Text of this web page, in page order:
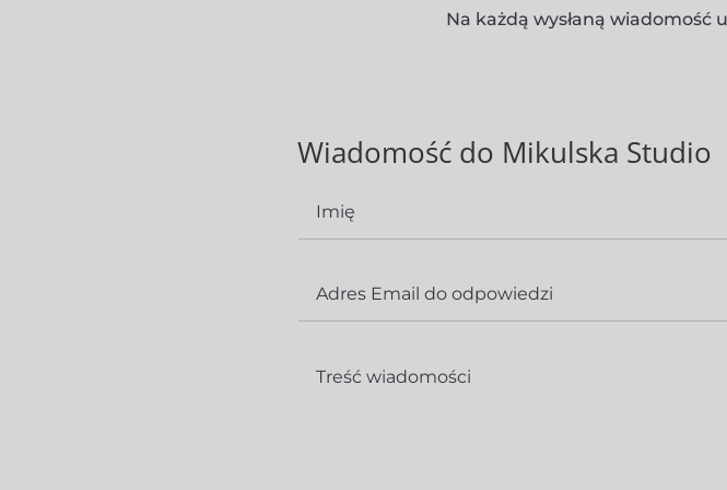
Na każdą wysłaną wiadomość
Wiadomość do Mikulska Studio